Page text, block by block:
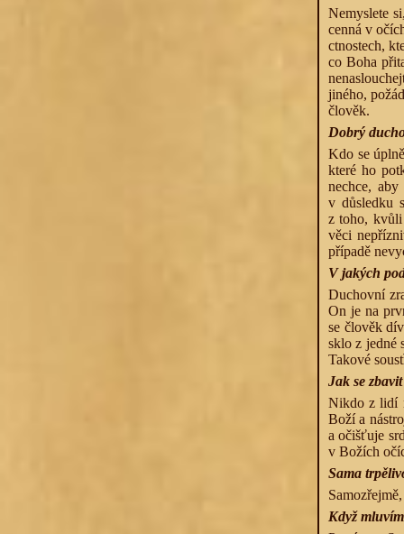
Nemyslete
cenná v
ctnostech,
co Boha
jiného,
člověk.
Dobrý
Kdo se
které ho
nechce,
v důsledku
z toho,
věci
případě
V jakých
Duchovní
On je na
se člověk
sklo z jedné
Takové
Jak se
Nikdo z lidí
Boží a
a očišťuje
v Božích
Sama
Když